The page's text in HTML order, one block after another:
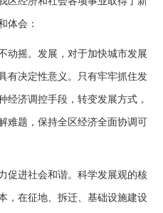
体会：
摇。发展，对于加快城市发展
有决定性意义。只有牢牢抓住发
经济调控手段，转变发展方式，
难题，保持全区经济全面协调可
进社会和谐。科学发展观的核
，在征地、拆迁、基础设施建设